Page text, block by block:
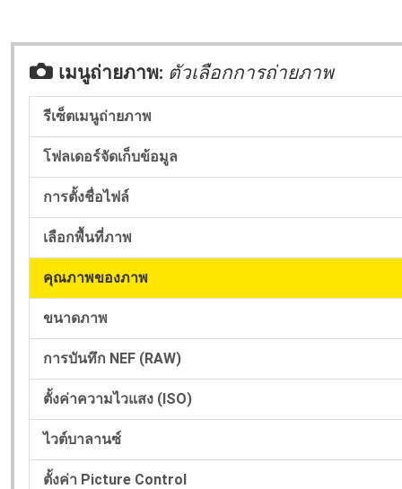
C เมนูถ่ายภาพ: ตัวเลือกการถ่ายภาพ
รีเซ็ตเมนูถ่ายภาพ
โฟลเดอร์จัดเก็บข้อมูล
การตั้งชื่อไฟล์
เลือกพื้นที่ภาพ
คุณภาพของภาพ
ขนาดภาพ
การบันทึก NEF (RAW)
ตั้งค่าความไวแสง (ISO)
ไวต์บาลานซ์
ตั้งค่า Picture Control